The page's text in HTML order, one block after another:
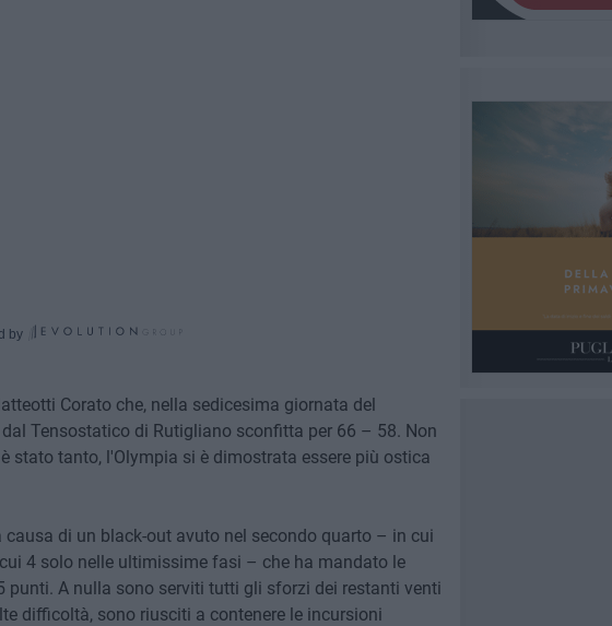
by
Corato che, nella sedicesima giornata del
Tensostatico di Rutigliano sconfitta per 66 – 58. Non
stato tanto, l'Olympia si è dimostrata essere più ostica
di un black-out avuto nel secondo quarto – in cui
4 solo nelle ultimissime fasi – che ha mandato le
punti. A nulla sono serviti tutti gli sforzi dei restanti venti
difficoltà, sono riusciti a contenere le incursioni